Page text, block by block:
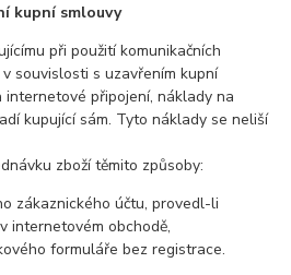
kupní smlouvy
při použití komunikačních
souvislosti s uzavřením kupní
internetové připojení, náklady na
kupující sám. Tyto náklady se neliší
zboží těmito způsoby:
zákaznického účtu, provedl-li
internetovém obchodě,
formuláře bez registrace.